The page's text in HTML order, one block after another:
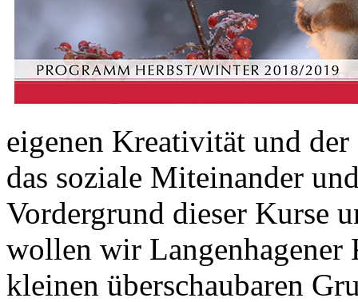
eigenen Kreativität und der
das soziale Miteinander
Vordergrund dieser Kurse
wollen wir
kleinen überschaubaren